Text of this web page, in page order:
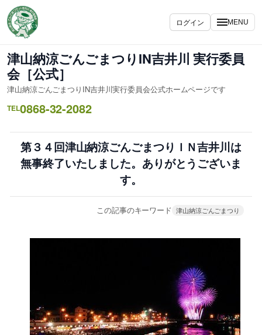
容
を
ス
キ
ッ
プ
ログイン MENU
津山納涼ごんごまつりIN吉井川 実行委員
会［公式］
津山納涼ごんごまつりIN吉井川実行委員会公式ホームページです
TEL0868-32-2082
第３４回津山納涼ごんごまつりＩＮ吉井川は
無事終了いたしました。ありがとうございま
す。
この記事のキーワード 津山納涼ごんごまつり